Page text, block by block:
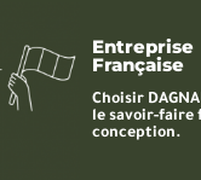
Entreprise
Française
Choisir
le savoir-faire
conception.